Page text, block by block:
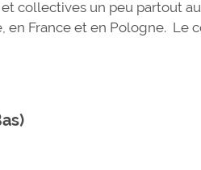
collectives un peu partout au
en France et en Pologne. Le